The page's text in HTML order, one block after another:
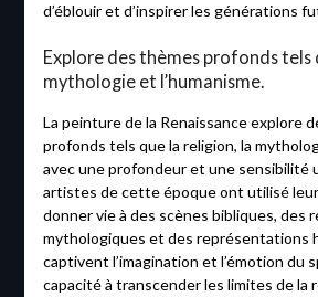
d’éblouir et d’inspirer les générations
Explore des thèmes profonds tels
mythologie et l’humanisme.
La peinture de la Renaissance explore
profonds tels que la religion, la
avec une profondeur et une sensibilité
artistes de cette époque ont utilisé
donner vie à des scènes bibliques, des
mythologiques et des représentations
captivent l’imagination et l’émotion du
capacité à transcender les limites de la